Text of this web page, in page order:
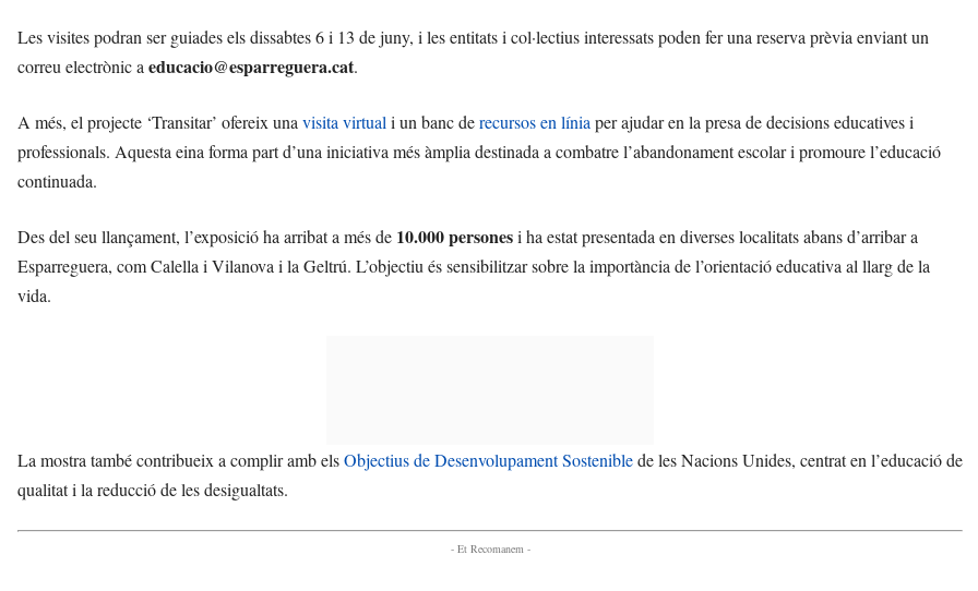
Les visites podran ser guiades els dissabtes 6 i 13 de juny, i les entitats i col·lectius interessats poden fer una reserva prèvia enviant un
correu electrònic aeducacio@esparreguera.cat.
A més, el projecte ‘Transitar’ ofereix unavisita virtuali un banc derecursos en líniaper ajudar en la presa de decisions educatives i
professionals. Aquesta eina forma part d’una iniciativa més àmplia destinada a combatre l’abandonament escolar i promoure l’educació
continuada.
Des del seu llançament, l’exposició ha arribat a més de 10.000 personesi ha estat presentada en diverses localitats abans d’arribar a
Esparreguera, com Calella i Vilanova i la Geltrú. L’objectiu és sensibilitzar sobre la importància de l’orientació educativa al llarg de la
vida.
La mostra també contribueix a complir amb elsObjectius de Desenvolupament Sosteniblede les Nacions Unides, centrat en l’educació de
qualitat i la reducció de les desigualtats.
- Et Recomanem -